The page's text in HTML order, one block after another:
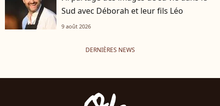
Sud avec Déborah et leur fils Léo
9 août 2026
DERNIÈRES NEWS